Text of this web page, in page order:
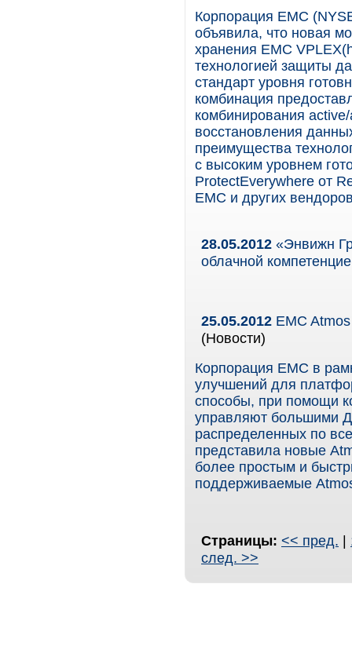
Корпорация EMC
объявила, что новая
хранения EMC
технологией защиты
стандарт уровня
комбинация
комбинирования
восстановления
преимущества
с высоким уровнем
ProtectEverywhere от
EMC и других
28.05.2012 «Энвижн
облачной
25.05.2012 EMC
(Новости)
Корпорация EMC в
улучшений для
способы, при помощи
управляют большими
распределенных по
представила новые
более простым и
поддерживаемые
Страницы: << пред. |
след. >>